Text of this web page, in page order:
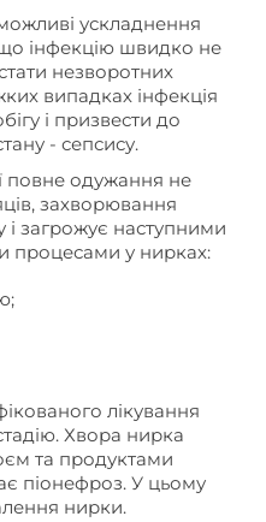
ускладнення
інфекцію швидко не
незворотних
випадках інфекція
і призвести до
- сепсису.
повне одужання не
захворювання
і загрожує наступними
процесами у нирках:
лікування
Хвора нирка
та продуктами
піонефроз. У цьому
нирки.